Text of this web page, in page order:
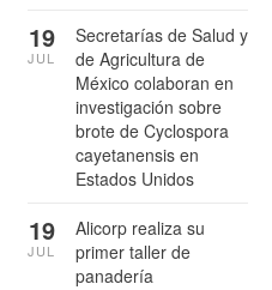
Secretarías de Salud y
de Agricultura de
México colaboran en
investigación sobre
brote de Cyclospora
cayetanensis en
Estados Unidos
19
JUL
Alicorp realiza su
primer taller de
panadería
19
JUL